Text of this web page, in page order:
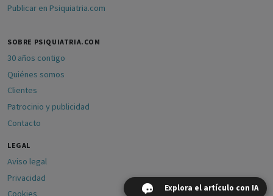
Explora el artículo con IA
Publicar en Psiquiatria.com
SOBRE PSIQUIATRIA.COM
30 años contigo
Quiénes somos
Clientes
Patrocinio y publicidad
Contacto
LEGAL
Aviso legal
Privacidad